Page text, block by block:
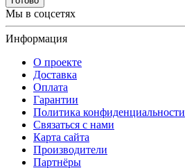
Мы в соцсетях
Информация
О проекте
Доставка
Оплата
Гарантии
Политика конфиденциальности
Связаться с нами
Карта сайта
Производители
Партнёры